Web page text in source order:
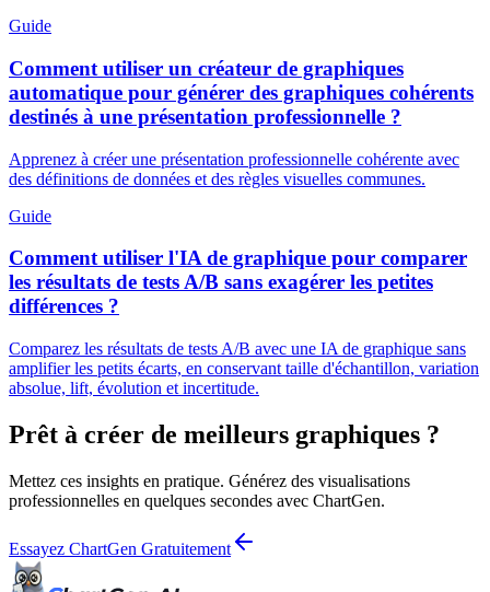
Guide
Comment utiliser un créateur de graphiques
automatique pour générer des graphiques cohérents
destinés à une présentation professionnelle ?
Apprenez à créer une présentation professionnelle cohérente avec
des définitions de données et des règles visuelles communes.
Guide
Comment utiliser l'IA de graphique pour comparer
les résultats de tests A/B sans exagérer les petites
différences ?
Comparez les résultats de tests A/B avec une IA de graphique sans
amplifier les petits écarts, en conservant taille d'échantillon, variation
absolue, lift, évolution et incertitude.
Prêt à créer de meilleurs graphiques ?
Mettez ces insights en pratique. Générez des visualisations
professionnelles en quelques secondes avec ChartGen.
Essayez ChartGen Gratuitement